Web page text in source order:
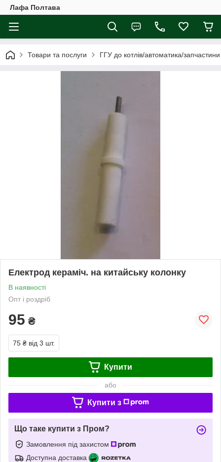
Лафа Полтава
Товари та послуги ГГУ до котлів/автоматика/запчастини
Електрод кераміч. на китайську колонку
В наявності
Опт і роздріб
95 ₴
75 ₴ від 3 шт.
Купити
або
Купити з
Що таке купити з Пром?
Замовлення під захистом
Доступна доставка